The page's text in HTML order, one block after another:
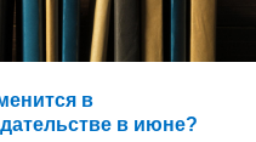
в
в июне?